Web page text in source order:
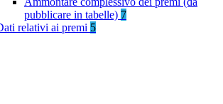
pubblicare in tabelle) 7
relativi ai premi 5